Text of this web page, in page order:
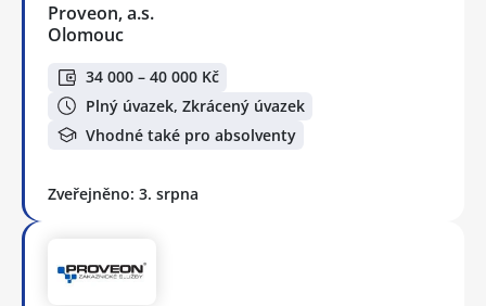
Proveon, a.s.
Olomouc
34 000 – 40 000 Kč
Plný úvazek, Zkrácený úvazek
Vhodné také pro absolventy
Zveřejněno: 3. srpna